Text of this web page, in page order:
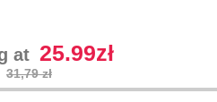
at 25.99zł
31,79 zł